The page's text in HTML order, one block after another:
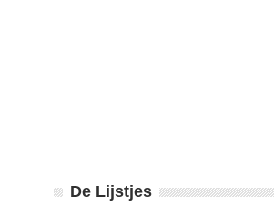
De Lijstjes